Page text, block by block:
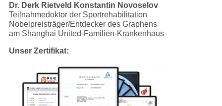
Dr. Derk Rietveld Konstantin Novoselov
Teilnahmedoktor der Sportrehabilitation
Nobelpreisträger/Entdecker des Graphens
am Shanghai United-Familien-Krankenhaus
Unser Zertifikat: